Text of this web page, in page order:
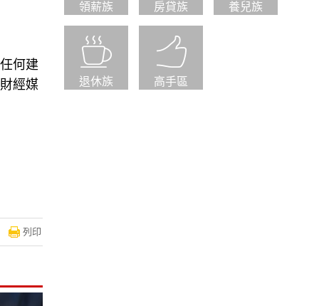
何建
經媒
列印
領薪族 房貸族 養兒族
退休族 高手區